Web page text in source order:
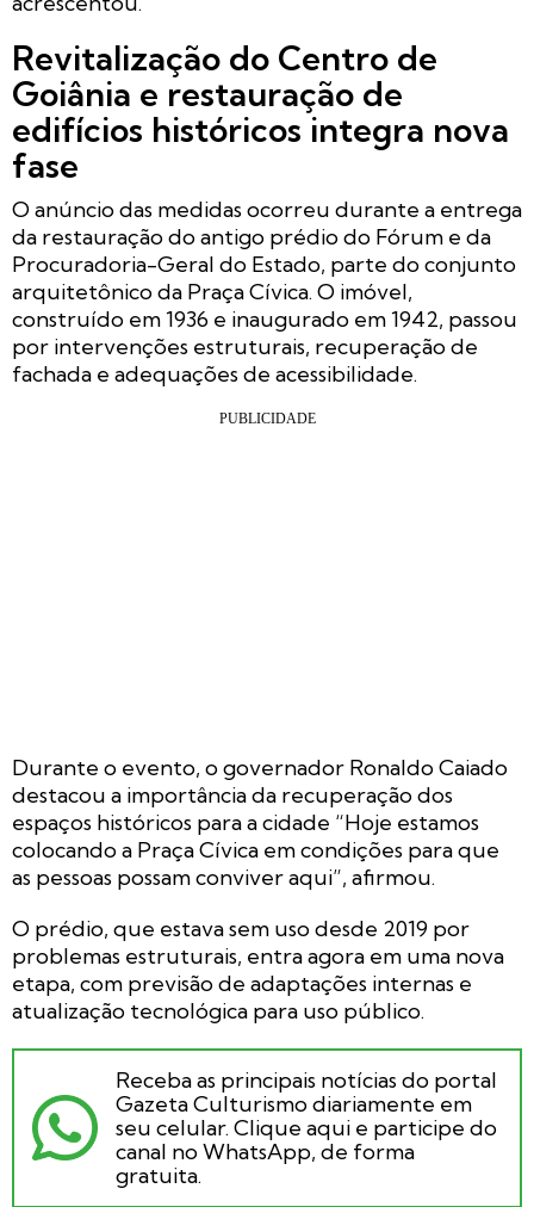
Revitalização do Centro de
Goiânia e restauração de
edifícios históricos integra nova
fase
O anúncio das medidas ocorreu durante a entrega
da restauração do antigo prédio do Fórum e da
Procuradoria-Geral do Estado, parte do conjunto
arquitetônico da Praça Cívica. O imóvel,
construído em 1936 e inaugurado em 1942, passou
por intervenções estruturais, recuperação de
fachada e adequações de acessibilidade.
Durante o evento, o governador Ronaldo Caiado
destacou a importância da recuperação dos
espaços históricos para a cidade “Hoje estamos
colocando a Praça Cívica em condições para que
as pessoas possam conviver aqui”, afirmou.
O prédio, que estava sem uso desde 2019 por
problemas estruturais, entra agora em uma nova
etapa, com previsão de adaptações internas e
atualização tecnológica para uso público.
Receba as principais notícias do portal
Gazeta Culturismo diariamente em
seu celular. Clique aqui e participe do
canal no WhatsApp, de forma
gratuita.